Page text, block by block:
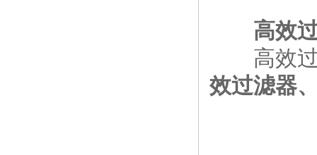
高效
高效过
效过滤器